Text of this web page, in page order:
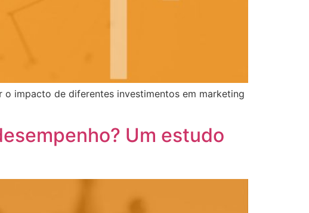
impacto de diferentes investimentos em marketing
Um estudo